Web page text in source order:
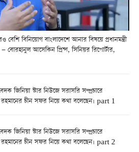
বিনিয়োগ বাংলাদেশে আনার বিষয়ে প্রধানমন্ত্রী
বোরহানুল আসেকিন প্রিন্স, সিনিয়র রিপোর্টার,
জিনিয়া স্টার নিউজে সরাসরি সম্প্রচারে
রহমানের চীন সফর নিয়ে কথা বলেছেন। part 1
জিনিয়া স্টার নিউজে সরাসরি সম্প্রচারে
রহমানের চীন সফর নিয়ে কথা বলেছেন। part 2